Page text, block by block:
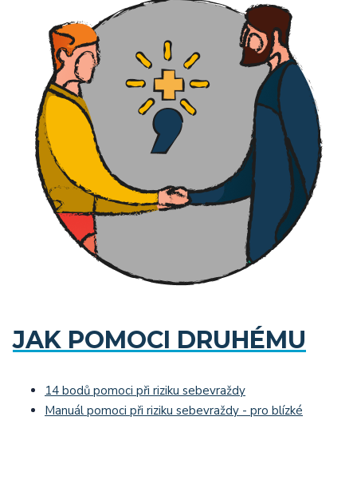
JAK POMOCI DRUHÉMU
14 bodů pomoci při riziku sebevraždy
Manuál pomoci při riziku sebevraždy - pro blízké